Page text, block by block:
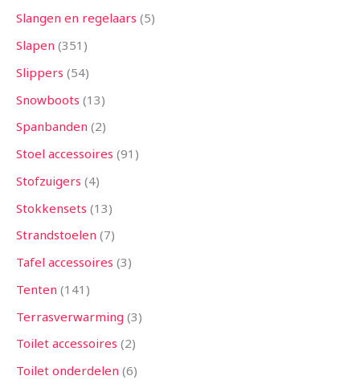
Slangen en regelaars 5
Slapen 351
Slippers 54
Snowboots 13
Spanbanden 2
Stoel accessoires 91
Stofzuigers 4
Stokkensets 13
Strandstoelen 7
Tafel accessoires 3
Tenten 141
Terrasverwarming 3
Toilet accessoires 2
Toilet onderdelen 6